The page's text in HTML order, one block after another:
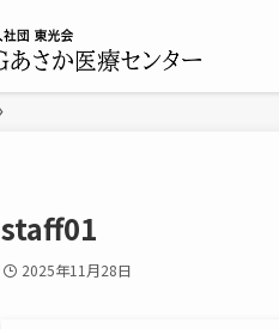
staff01
2025年11月28日